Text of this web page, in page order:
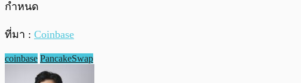
กำหนด
ที่มา : Coinbase
coinbase PancakeSwap